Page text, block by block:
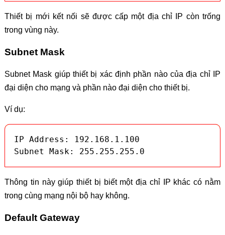
Thiết bị mới kết nối sẽ được cấp một địa chỉ IP còn trống
trong vùng này.
Subnet Mask
Subnet Mask giúp thiết bị xác định phần nào của địa chỉ IP
đại diện cho mạng và phần nào đại diện cho thiết bị.
Ví dụ:
IP Address: 192.168.1.100
Subnet Mask: 255.255.255.0
Thông tin này giúp thiết bị biết một địa chỉ IP khác có nằm
trong cùng mạng nội bộ hay không.
Default Gateway